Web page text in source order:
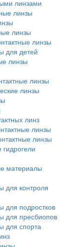
линзами
линзы
линзы
линзы
для детей
линзы
линзы
линзы
линз
линзы
линзы
материалы
для контроля
для подростков
для пресбиопов
для спорта